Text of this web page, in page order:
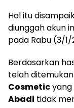
Hal itu
diunggah akun
pada Rabu (3/
Berdasarkan
telah
Cosmeticyang
Abadi tidak